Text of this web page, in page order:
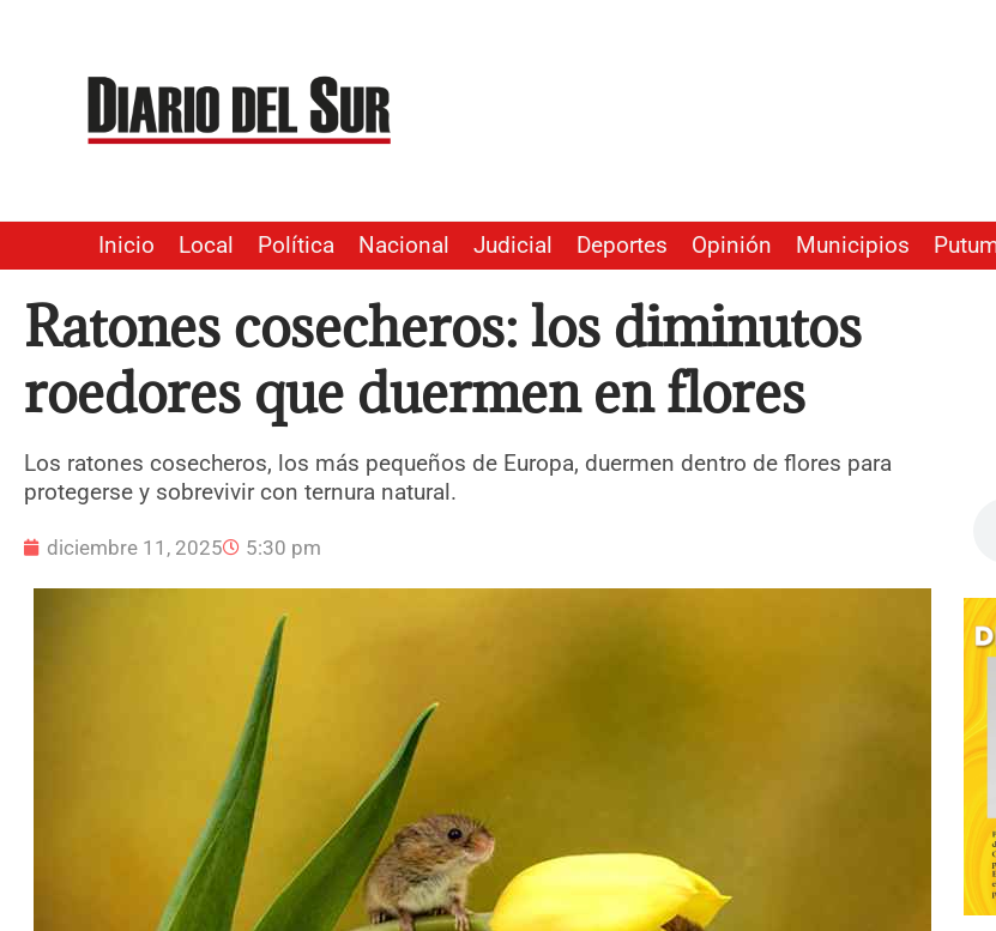
contenido
Inicio Local Política Nacional Judicial Deportes Opinión Municipios
Ratones cosecheros: los diminutos
roedores que duermen en flores
Los ratones cosecheros, los más pequeños de Europa, duermen dentro de flores para
protegerse y sobrevivir con ternura natural.
diciembre 11, 2025 5:30 pm